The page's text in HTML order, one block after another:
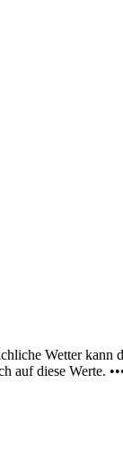
Wetter
auf diese Werte.